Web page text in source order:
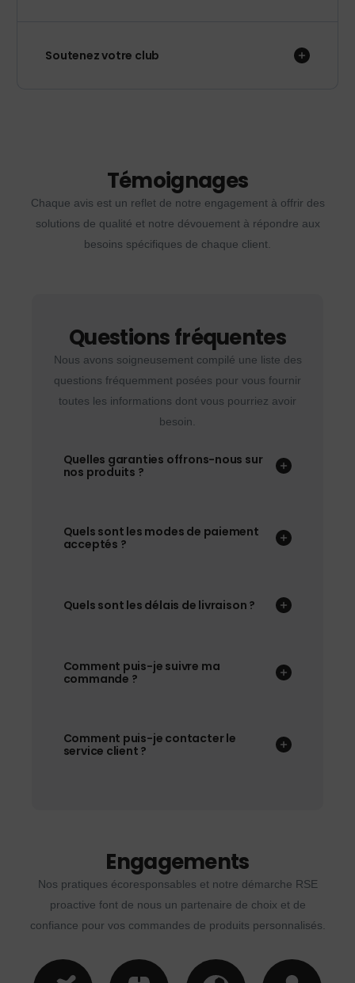
Soutenez votre club
Témoignages
Chaque avis est un reflet de notre engagement à offrir des
solutions de qualité et notre dévouement à répondre aux
besoins spécifiques de chaque client.
Questions fréquentes
Nous avons soigneusement compilé une liste des
questions fréquemment posées pour vous fournir
toutes les informations dont vous pourriez avoir
besoin.
Quelles garanties offrons-nous sur
nos produits ?
Quels sont les modes de paiement
acceptés ?
Quels sont les délais de livraison ?
Comment puis-je suivre ma
commande ?
Comment puis-je contacter le
service client ?
Engagements
Nos pratiques écoresponsables et notre démarche RSE
proactive font de nous un partenaire de choix et de
confiance pour vos commandes de produits personnalisés.